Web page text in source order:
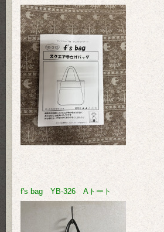
f's bag YB-326 Aトート